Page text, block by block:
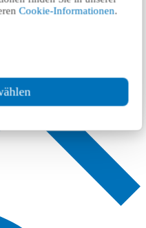
Cookie-Informationen.